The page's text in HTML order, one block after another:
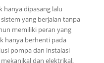
hanya dipasang lalu
yang berjalan tanpa
memiliki peran yang
hanya berhenti pada
pompa dan instalasi
dan elektrikal,